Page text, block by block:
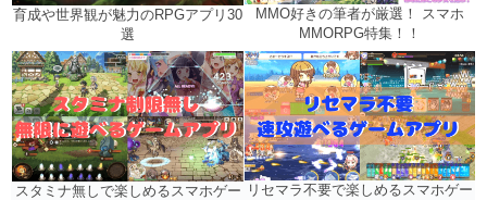
育成や世界観が魅力のRPGアプリ30
選
MMO好きの筆者が厳選！ スマホ
MMORPG特集！！
スタミナ無しで楽しめるスマホゲー リセマラ不要で楽しめるスマホゲー